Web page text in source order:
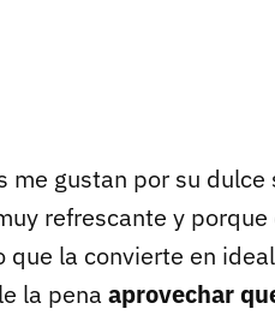
me gustan por su dulce
refrescante y
la convierte en
la pena aprovechar